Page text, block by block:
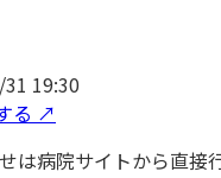
19:30
る ↗
は病院サイトから直接